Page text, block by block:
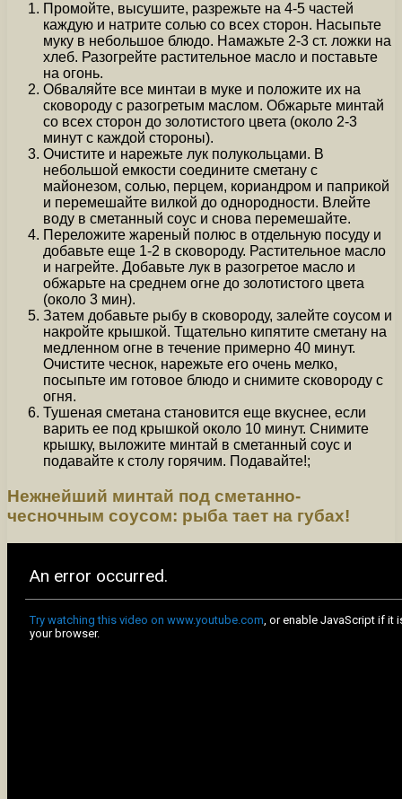
Промойте, высушите, разрежьте на 4-5 частей
каждую и натрите солью со всех сторон. Насыпьте
муку в небольшое блюдо. Намажьте 2-3 ст. ложки на
хлеб. Разогрейте растительное масло и поставьте
на огонь.
Обваляйте все минтаи в муке и положите их на
сковороду с разогретым маслом. Обжарьте минтай
со всех сторон до золотистого цвета (около 2-3
минут с каждой стороны).
Очистите и нарежьте лук полукольцами. В
небольшой емкости соедините сметану с
майонезом, солью, перцем, кориандром и паприкой
и перемешайте вилкой до однородности. Влейте
воду в сметанный соус и снова перемешайте.
Переложите жареный полюс в отдельную посуду и
добавьте еще 1-2 в сковороду. Растительное масло
и нагрейте. Добавьте лук в разогретое масло и
обжарьте на среднем огне до золотистого цвета
(около 3 мин).
Затем добавьте рыбу в сковороду, залейте соусом и
накройте крышкой. Тщательно кипятите сметану на
медленном огне в течение примерно 40 минут.
Очистите чеснок, нарежьте его очень мелко,
посыпьте им готовое блюдо и снимите сковороду с
огня.
Тушеная сметана становится еще вкуснее, если
варить ее под крышкой около 10 минут. Снимите
крышку, выложите минтай в сметанный соус и
подавайте к столу горячим. Подавайте!;
Нежнейший минтай под сметанно-
чесночным соусом: рыба тает на губах!